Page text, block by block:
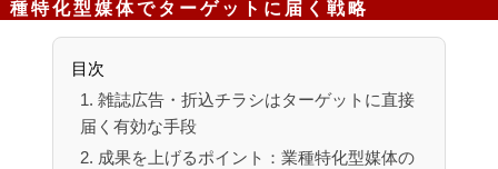
種特化型媒体でターゲットに届く戦略
目次
1. 雑誌広告・折込チラシはターゲットに直接
届く有効な手段
2. 成果を上げるポイント：業種特化型媒体の